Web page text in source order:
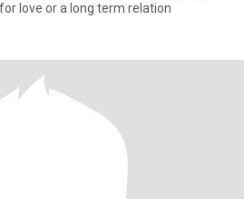
for love or a long term relation